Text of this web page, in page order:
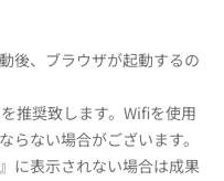
後、ブラウザが起動するの
推奨致します。Wifiを使用
らない場合がございます。
に表示されない場合は成果